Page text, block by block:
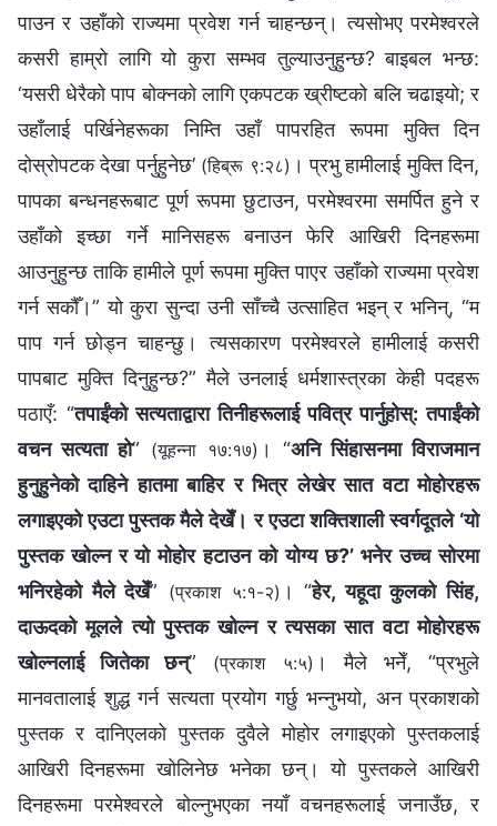
पाउन र उहाँको राज्यमा प्रवेश गर्न चाहन्छन्। त्यसोभए परमेश्‍वरले
कसरी हाम्रो लागि यो कुरा सम्‍भव तुल्याउनुहुन्छ? बाइबल भन्छ:
‘यसरी धेरैको पाप बोक्‍नको लागि एकपटक ख्रीष्टको बलि चढाइयो; र
उहाँलाई पर्खिनेहरूका निम्ति उहाँ पापरहित रूपमा मुक्ति दिन
दोस्रोपटक देखा पर्नुहुनेछ’ (हिब्रू ९:२८) । प्रभु हामीलाई मुक्ति दिन,
पापका बन्धनहरूबाट पूर्ण रूपमा छुटाउन, परमेश्‍वरमा समर्पित हुने र
उहाँको इच्‍छा गर्ने मानिसहरू बनाउन फेरि आखिरी दिनहरूमा
आउनुहुन्छ ताकि हामीले पूर्ण रूपमा मुक्ति पाएर उहाँको राज्यमा प्रवेश
गर्न सकौँ।” यो कुरा सुन्दा उनी साँच्‍चै उत्साहित भइन् र भनिन्, “म
पाप गर्न छोड्न चाहन्छु। त्यसकारण परमेश्‍वरले हामीलाई कसरी
पापबाट मुक्ति दिनुहुन्छ?” मैले उनलाई धर्मशास्‍त्रका केही पदहरू
पठाएँ: “तपाईंको सत्यताद्वारा तिनीहरूलाई पवित्र पार्नुहोस्: तपाईंको
वचन सत्यता हो” (यूहन्‍ना १७:१७) । “अनि सिंहासनमा विराजमान
हुनुहुनेको दाहिने हातमा बाहिर र भित्र लेखेर सात वटा मोहोरहरू
लगाइएको एउटा पुस्तक मैले देखेँ। र एउटा शक्तिशाली स्वर्गदूतले ‘यो
पुस्तक खोल्न र यो मोहोर हटाउन को योग्य छ?’ भनेर उच्‍च सोरमा
भनिरहेको मैले देखेँ” (प्रकाश ५:१-२) । “हेर, यहूदा कुलको सिंह,
दाऊदको मूलले त्यो पुस्तक खोल्न र त्यसका सात वटा मोहोरहरू
खोल्नलाई जितेका छन्” (प्रकाश ५:५) । मैले भनेँ, “प्रभुले
मानवतालाई शुद्ध गर्न सत्यता प्रयोग गर्छु भन्‍नुभयो, अन प्रकाशको
पुस्तक र दानिएलको पुस्तक दुवैले मोहोर लगाइएको पुस्तकलाई
आखिरी दिनहरूमा खोलिनेछ भनेका छन्। यो पुस्तकले आखिरी
दिनहरूमा परमेश्‍वरले बोल्‍नुभएका नयाँ वचनहरूलाई जनाउँछ, र